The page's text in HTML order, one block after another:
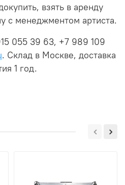
взять в аренду
с менеджментом артиста.
055 39 63, +7 989 109
. Склад в Москве, доставка
1 год.